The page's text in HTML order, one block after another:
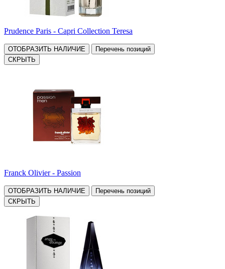
Prudence Paris - Capri Collection Teresa
ОТОБРАЗИТЬ НАЛИЧИЕ
Перечень позиций
СКРЫТЬ
Franck Olivier - Passion
ОТОБРАЗИТЬ НАЛИЧИЕ
Перечень позиций
СКРЫТЬ